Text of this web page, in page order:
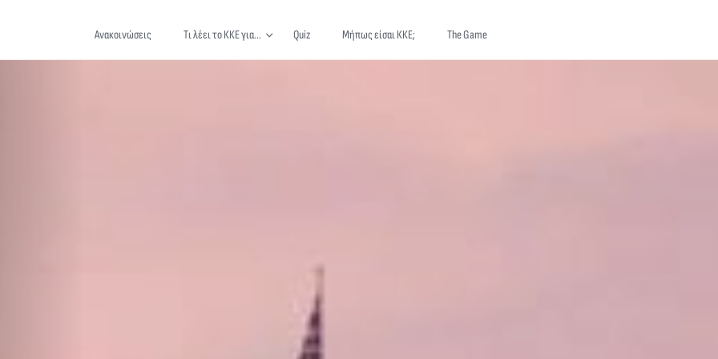
Ανακοινώσεις
Τι λέει το ΚΚΕ για... Quiz Μήπως είσαι ΚΚΕ; The Game